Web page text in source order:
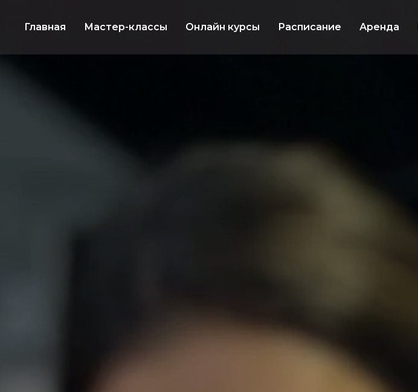
Главная Мастер-классы Онлайн курсы Расписание Аренда